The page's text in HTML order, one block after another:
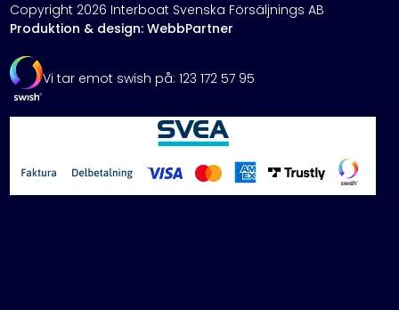
Copyright 2026 Interboat Svenska Försäljnings AB
Produktion & design: WebbPartner
Vi tar emot swish på: 123 172 57 95